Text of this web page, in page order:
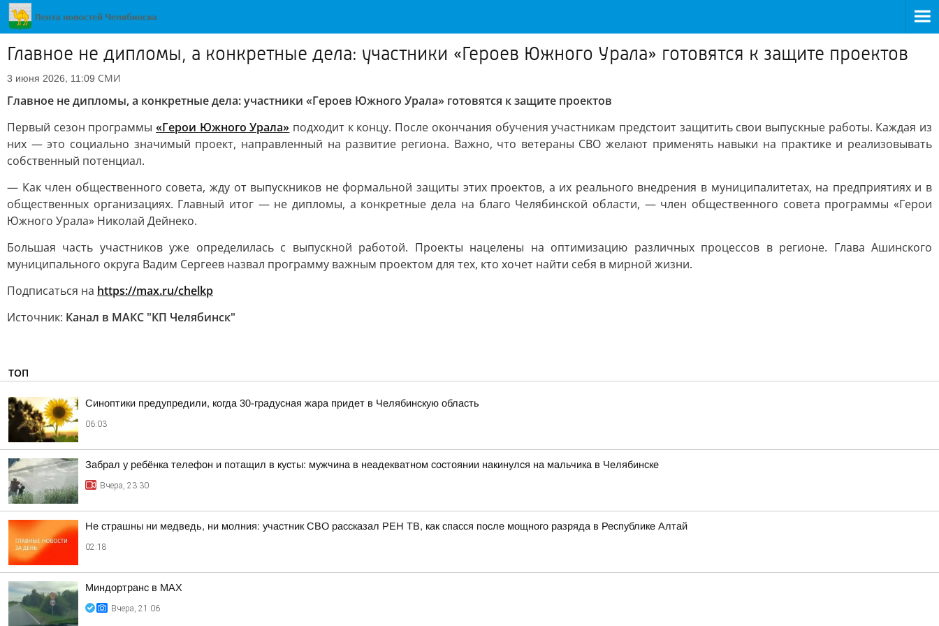
Главное не дипломы, а конкретные дела: участники «Героев Южного Урала» готовятся к защите проектов
3 июня 2026, 11:09 СМИ
Главное не дипломы, а конкретные дела: участники «Героев Южного Урала» готовятся к защите проектов
Первый сезон программы«Герои Южного Урала» подходит к концу. После окончания обучения участникам предстоит защитить свои выпускные работы. Каждая из
них — это социально значимый проект, направленный на развитие региона. Важно, что ветераны СВО желают применять навыки на практике и реализовывать
собственный потенциал.
— Как член общественного совета, жду от выпускников не формальной защиты этих проектов, а их реального внедрения в муниципалитетах, на предприятиях и в
общественных организациях. Главный итог — не дипломы, а конкретные дела на благо Челябинской области, — член общественного совета программы «Герои
Южного Урала» Николай Дейнеко.
Большая часть участников уже определилась с выпускной работой. Проекты нацелены на оптимизацию различных процессов в регионе. Глава Ашинского
муниципального округа Вадим Сергеев назвал программу важным проектом для тех, кто хочет найти себя в мирной жизни.
Подписаться на https://max.ru/chelkp
Источник: Канал в МАКС "КП Челябинск"
ТОП
Синоптики предупредили, когда 30-градусная жара придет в Челябинскую область
06:03
Забрал у ребёнка телефон и потащил в кусты: мужчина в неадекватном состоянии накинулся на мальчика в Челябинске
Вчера, 23:30
Не страшны ни медведь, ни молния: участник СВО рассказал РЕН ТВ, как спасся после мощного разряда в Республике Алтай
02:18
Миндортранс в MAX
Вчера, 21:06